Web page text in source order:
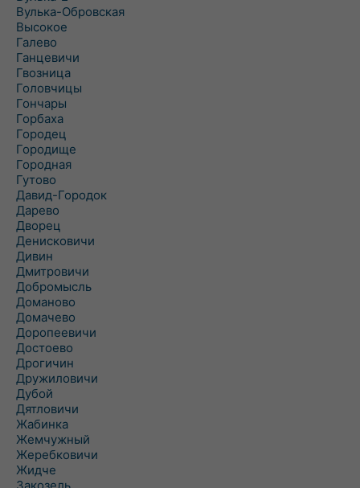
Вулька-Обровская
Высокое
Галево
Ганцевичи
Гвозница
Головчицы
Гончары
Горбаха
Городец
Городище
Городная
Гутово
Давид-Городок
Дарево
Дворец
Денисковичи
Дивин
Дмитровичи
Добромысль
Доманово
Домачево
Доропеевичи
Достоево
Дрогичин
Дружиловичи
Дубой
Дятловичи
Жабинка
Жемчужный
Жеребковичи
Жидче